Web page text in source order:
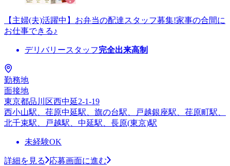
【主婦(夫)活躍中】お弁当の配達スタッフ募集!家事の合間に
お仕事できる♪
デリバリースタッフ完全出来高制
勤務地
面接地
東京都品川区西中延2-1-19
西小山駅、荏原中延駅、旗の台駅、戸越銀座駅、荏原町駅、
北千束駅、戸越駅、中延駅、長原(東京)駅
未経験OK
詳細を見る
応募画面に進む